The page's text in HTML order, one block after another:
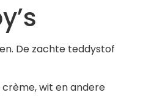
De zachte teddystof
wit en andere